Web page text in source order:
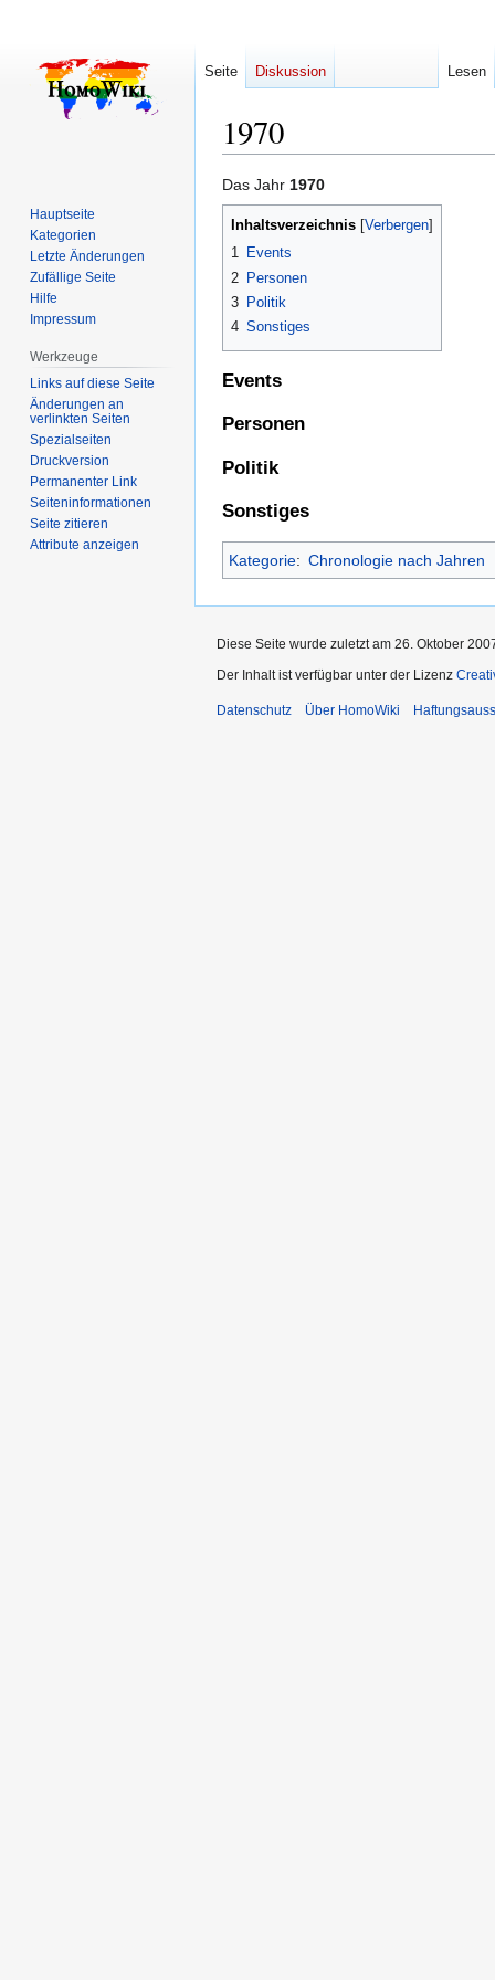
1970
Zur
Navigation
springen
Zur
Suche
springen
Das Jahr 1970
Inhaltsverzeichnis
1 Events
2 Personen
3 Politik
4 Sonstiges
Events
Personen
Politik
Sonstiges
Kategorie: Chronologie nach Jahren
Seite Diskussion Lesen
Hauptseite
Kategorien
Letzte Änderungen
Zufällige Seite
Hilfe
Impressum
Werkzeuge
Links auf diese Seite
Änderungen an
verlinkten Seiten
Spezialseiten
Druckversion
Permanenter Link
Seiten­­informationen
Seite zitieren
Attribute anzeigen
Diese Seite wurde zuletzt am 26. Oktober
Der Inhalt ist verfügbar unter der Lizenz
Datenschutz Über HomoWiki